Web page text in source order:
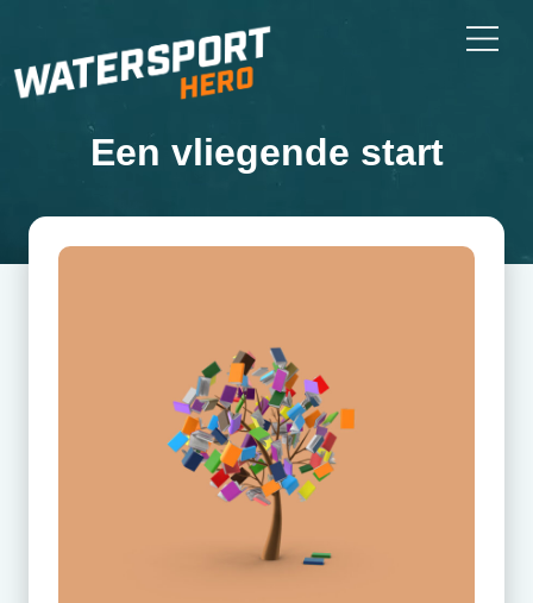
Een vliegende start